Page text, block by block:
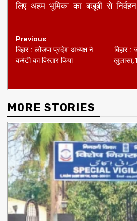
लिए अहम भूमिका का बखूबी से
Continue
Reading
Previous
बिहार : लोजपा प्रदेश अध्यक्ष ने
कमेटी का विस्तार किया
बिहार
MORE STORIES